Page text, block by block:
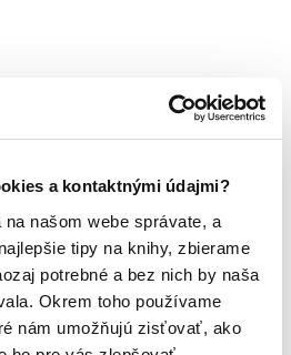
a kontaktnými údajmi?
našom webe správate, a
tipy na knihy, zbierame
potrebné a bez nich by naša
Okrem toho používame
nám umožňujú zisťovať, ako